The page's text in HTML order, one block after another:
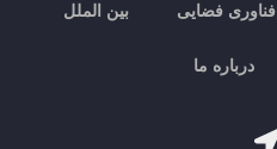
فناوری فضایی بین الملل
درباره ما